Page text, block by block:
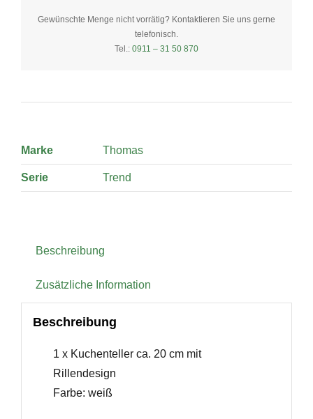
20
Gewünschte Menge nicht vorrätig? Kontaktieren Sie uns gerne
telefonisch.
Tel.: 0911 – 31 50 870
Marke Thomas
Serie Trend
Beschreibung
Zusätzliche Information
Beschreibung
1 x Kuchenteller ca. 20 cm mit
Rillendesign
Farbe: weiß